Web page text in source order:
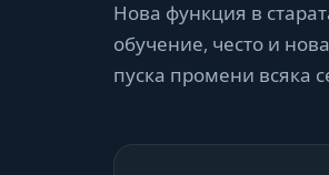
Нова функция в
обучение, често и
пуска промени всяка